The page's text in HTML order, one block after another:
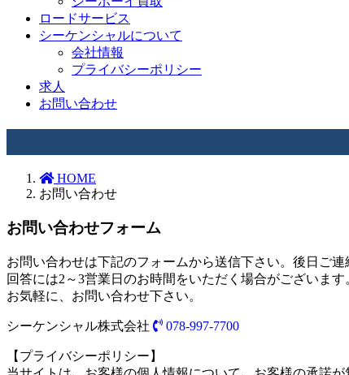
ロードサービス
シーケンシャルについて
会社情報
プライバシーポリシー
求人
お問い合わせ
HOME
お問い合わせ
お問い合わせフォーム
お問い合わせは下記のフォームから送信下さい。後日ご連
回答には2～3営業日のお時間をいただく場合がございま
お気軽に、お問い合わせ下さい。
シーケンシャル株式会社 078-997-7700
【プライバシーポリシー】